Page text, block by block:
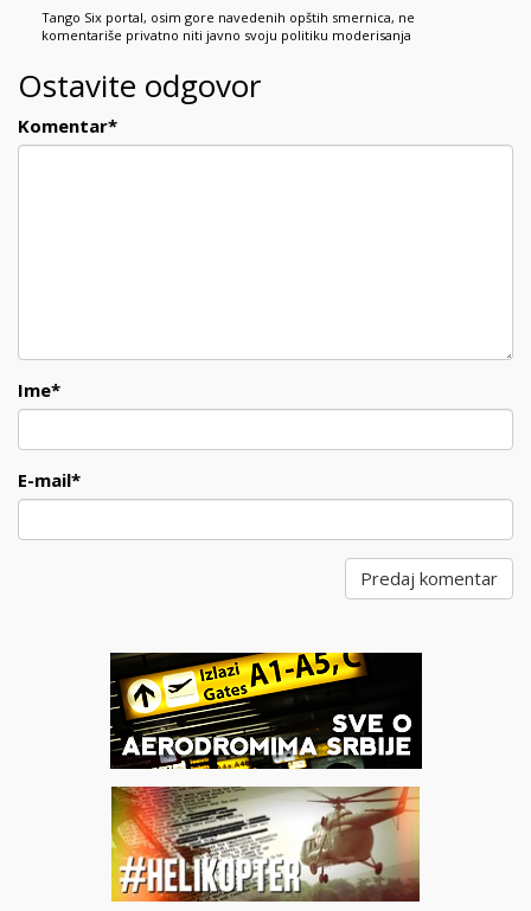
Tango Six portal, osim gore navedenih opštih smernica, ne
komentariše privatno niti javno svoju politiku moderisanja
Ostavite odgovor
Komentar*
Ime*
E-mail*